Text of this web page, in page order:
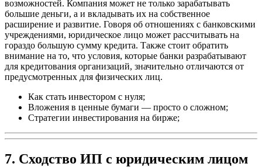
возможностей. Компания может не только зарабатывать
большие деньги, а и вкладывать их на собственное
расширение и развитие. Говоря об отношениях с банковскими
учреждениями, юридическое лицо может рассчитывать на
гораздо большую сумму кредита. Также стоит обратить
внимание на то, что условия, которые банки разрабатывают
для кредитования организаций, значительно отличаются от
предусмотренных для физических лиц.
Как стать инвестором с нуля;
Вложения в ценные бумаги — просто о сложном;
Стратегии инвестирования на бирже;
7. Сходство ИП с юридическим лицом